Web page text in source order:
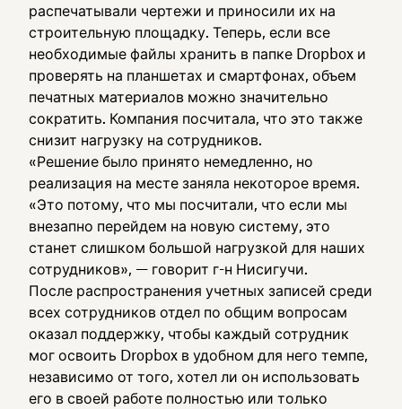
распечатывали чертежи и приносили их на
строительную площадку. Теперь, если все
необходимые файлы хранить в папке Dropbox и
проверять на планшетах и смартфонах, объем
печатных материалов можно значительно
сократить. Компания посчитала, что это также
снизит нагрузку на сотрудников.
«Решение было принято немедленно, но
реализация на месте заняла некоторое время.
«Это потому, что мы посчитали, что если мы
внезапно перейдем на новую систему, это
станет слишком большой нагрузкой для наших
сотрудников», — говорит г-н Нисигучи.
После распространения учетных записей среди
всех сотрудников отдел по общим вопросам
оказал поддержку, чтобы каждый сотрудник
мог освоить Dropbox в удобном для него темпе,
независимо от того, хотел ли он использовать
его в своей работе полностью или только